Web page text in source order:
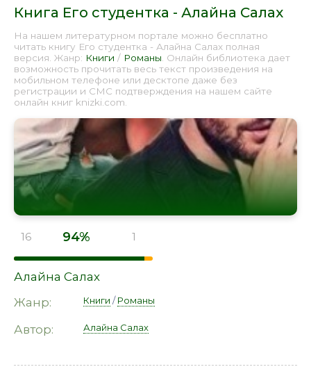
Книга Его студентка - Алайна Салах
На нашем литературном портале можно бесплатно
читать книгу Его студентка - Алайна Салах полная
версия. Жанр: Книги / Романы . Онлайн библиотека дает
возможность прочитать весь текст произведения на
мобильном телефоне или десктопе даже без
регистрации и СМС подтверждения на нашем сайте
онлайн книг knizki.com.
16 94% 1
Алайна Салах
Жанр:
Книги /Романы
Автор: Алайна Салах